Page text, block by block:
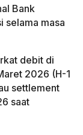
Bank
selama masa
debit di
2026 (H-1
settlement
saat